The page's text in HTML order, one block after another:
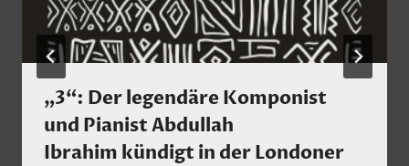
„3“: Der legendäre Komponist
und Pianist Abdullah
Ibrahim kündigt in der Londoner